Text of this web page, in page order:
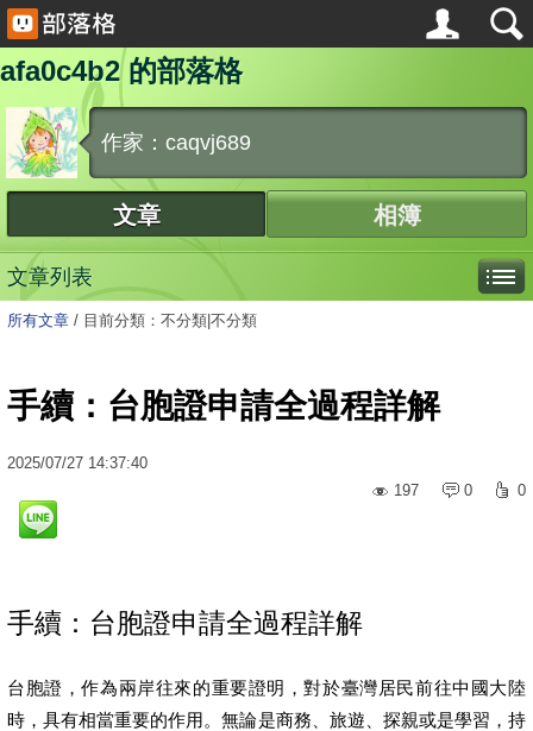
afa0c4b2 的部落格
作家：caqvj689
文章 相簿
文章列表
所有文章 / 目前分類：不分類|不分類
手續：台胞證申請全過程詳解
2025/07/27 14:37:40
197
0 0
手續：台胞證申請全過程詳解
台胞證，作為兩岸往來的重要證明，對於臺灣居民前往中國大陸
時，具有相當重要的作用。無論是商務、旅遊、探親或是學習，持